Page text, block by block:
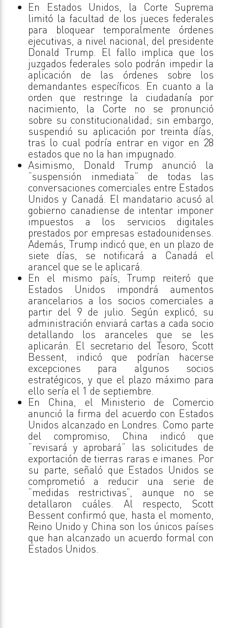
En Estados Unidos, la Corte Suprema
limitó la facultad de los jueces federales
para bloquear temporalmente órdenes
ejecutivas, a nivel nacional, del presidente
Donald Trump. El fallo implica que los
juzgados federales solo podrán impedir la
aplicación de las órdenes sobre los
demandantes específicos. En cuanto a la
orden que restringe la ciudadanía por
nacimiento, la Corte no se pronunció
sobre su constitucionalidad; sin embargo,
suspendió su aplicación por treinta días,
tras lo cual podría entrar en vigor en 28
estados que no la han impugnado.
Asimismo, Donald Trump anunció la
“suspensión inmediata” de todas las
conversaciones comerciales entre Estados
Unidos y Canadá. El mandatario acusó al
gobierno canadiense de intentar imponer
impuestos a los servicios digitales
prestados por empresas estadounidenses.
Además, Trump indicó que, en un plazo de
siete días, se notificará a Canadá el
arancel que se le aplicará.
En el mismo país, Trump reiteró que
Estados Unidos impondrá aumentos
arancelarios a los socios comerciales a
partir del 9 de julio. Según explicó, su
administración enviará cartas a cada socio
detallando los aranceles que se les
aplicarán. El secretario del Tesoro, Scott
Bessent, indicó que podrían hacerse
excepciones para algunos socios
estratégicos, y que el plazo máximo para
ello sería el 1 de septiembre.
En China, el Ministerio de Comercio
anunció la firma del acuerdo con Estados
Unidos alcanzado en Londres. Como parte
del compromiso, China indicó que
“revisará y aprobará” las solicitudes de
exportación de tierras raras e imanes. Por
su parte, señaló que Estados Unidos se
comprometió a reducir una serie de
“medidas restrictivas”, aunque no se
detallaron cuáles. Al respecto, Scott
Bessent confirmó que, hasta el momento,
Reino Unido y China son los únicos países
que han alcanzado un acuerdo formal con
Estados Unidos.